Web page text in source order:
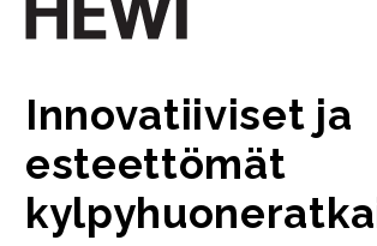
Innovatiiviset ja
esteettömät